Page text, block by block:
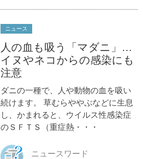
ニュース
人の血も吸う「マダニ」…
イヌやネコからの感染にも
注意
ダニの一種で、人や動物の血を吸い
続けます。 草むらややぶなどに生息
し、かまれると、ウイルス性感染症
のＳＦＴＳ（重症熱・・・
ニュースワード